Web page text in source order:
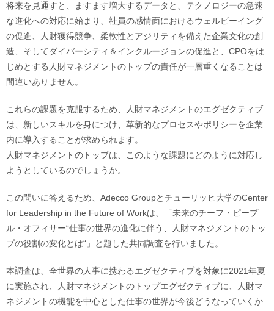
将来を⾒通すと、ますます増⼤するデータと、テクノロジーの急速
な進化への対応に始まり、社員の感情⾯におけるウェルビーイング
の促進、⼈財獲得競争、柔軟性とアジリティを備えた企業⽂化の創
造、そしてダイバーシティ＆インクルージョンの促進と、CPOをは
じめとする⼈財マネジメントのトップの責任が⼀層重くなることは
間違いありません。
これらの課題を克服するため、⼈財マネジメントのエグゼクティブ
は、新しいスキルを⾝につけ、⾰新的なプロセスやポリシーを企業
内に導⼊することが求められます。
⼈財マネジメントのトップは、このような課題にどのように対応し
ようとしているのでしょうか。
この問いに答えるため、Adecco Groupとチューリッヒ⼤学のCenter
for Leadership in the Future of Workは、「未来のチーフ・ピープ
ル・オフィサー“仕事の世界の進化に伴う、人財マネジメントのトッ
プの役割の変化とは“」と題した共同調査を行いました。
本調査は、全世界の⼈事に携わるエグゼクティブを対象に2021年夏
に実施され、⼈財マネジメントのトップエグゼクティブに、⼈財マ
ネジメントの機能を中⼼とした仕事の世界が今後どうなっていくか